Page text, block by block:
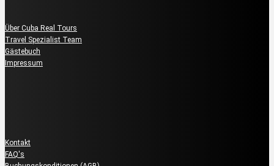
Über Cuba Real Tours
Travel Spezialist Team
Gästebuch
Impressum
Kontakt
FAQ's